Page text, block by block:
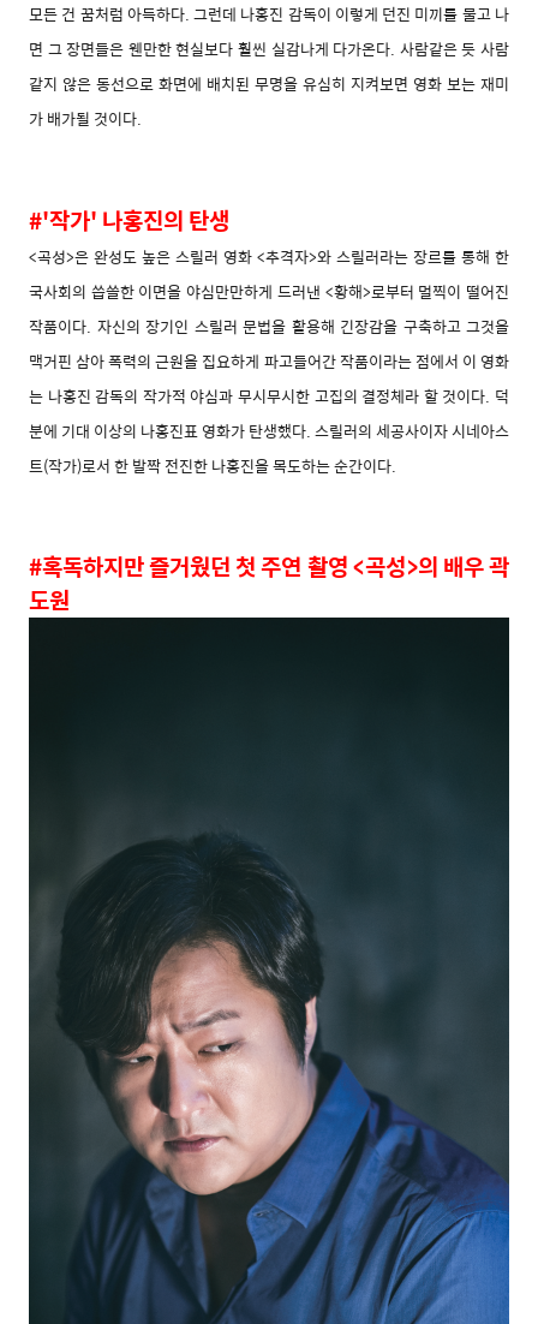
모든 건 꿈처럼 아득하다. 그런데 나홍진 감독이 이렇게 던진 미끼를 물고 나
면 그 장면들은 웬만한 현실보다 훨씬 실감나게 다가온다. 사람같은 듯 사람
같지 않은 동선으로 화면에 배치된 무명을 유심히 지켜보면 영화 보는 재미
가 배가될 것이다.
#'작가' 나홍진의 탄생
<곡성>은 완성도 높은 스릴러 영화 <추격자>와 스릴러라는 장르를 통해 한
국사회의 씁쓸한 이면을 야심만만하게 드러낸 <황해>로부터 멀찍이 떨어진
작품이다. 자신의 장기인 스릴러 문법을 활용해 긴장감을 구축하고 그것을
맥거핀 삼아 폭력의 근원을 집요하게 파고들어간 작품이라는 점에서 이 영화
는 나홍진 감독의 작가적 야심과 무시무시한 고집의 결정체라 할 것이다. 덕
분에 기대 이상의 나홍진표 영화가 탄생했다. 스릴러의 세공사이자 시네아스
트(작가)로서 한 발짝 전진한 나홍진을 목도하는 순간이다.
#혹독하지만 즐거웠던 첫 주연 촬영<곡성>의 배우 곽
도원